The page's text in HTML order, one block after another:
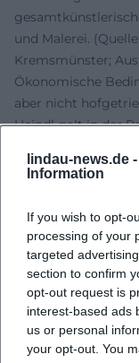
lindau-news.de -
Information
If you wish to opt-
processing of your
targeted
section to confirm
opt-out request is
interest-based ads
us or personal
your opt-out. You
und Malerei.
Kremsmünster;
Ökonomische
aber nicht
Heindl galt in der
Virtuosen mit
Ausmalung einer
von 500 Gulden
Kuppel in Stadl-
Quadraturisten
blieb Heindl
Produktion,
seiner kirchlichen